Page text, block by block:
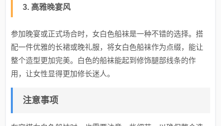
3. 高雅晚宴风
参加晚宴或正式场合时，女白色船袜是一种不错的选择。搭
配一件优雅的长裙或晚礼服，将女白色船袜作为点缀，能让
整个造型更加完美。白色的船袜能起到修饰腿部线条的作
用，让女性显得更加修长迷人。
注意事项